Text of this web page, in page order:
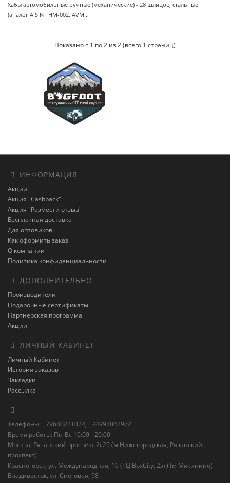
Хабы автомобильные ручные (механические) - 28 шлицов, стальные
(аналог AISIN FHM-002, AVM ..
Показано с 1 по 2 из 2 (всего 1 страниц)
ИНФОРМАЦИЯ
Акции
Акция "Cashback"
Акция "Размести отзыв"
Бесплатная доставка
Для оптовиков
Как оформить заказ
О компании
Политика конфиденциальности
ДОПОЛНИТЕЛЬНО
Производители
Подарочные сертификаты
Партнерская программа
Акции
ЛИЧНЫЙ КАБИНЕТ
Личный Кабинет
История заказов
Закладки
Рассылка
Телефоны: +79680221024, +74997042972
Время работы: Пн-Вс 10:00 - 20:00
Москва, Рязанский проспект 2с25 (м Нижегородская, Рязанский
проспект)
Красногорск, ул. Международная, 16 (ТЦ BoxСity, 2эт) (м Мякинино)
Владивосток, ул. Снеговая, 98